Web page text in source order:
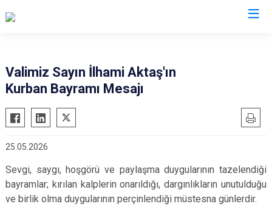
Valimiz Sayın İlhami Aktaş'ın
Kurban Bayramı Mesajı
25.05.2026
Sevgi, saygı, hoşgörü ve paylaşma duygularının tazelendiği
bayramlar; kırılan kalplerin onarıldığı, dargınlıkların unutulduğu
ve birlik olma duygularının perçinlendiği müstesna günlerdir.